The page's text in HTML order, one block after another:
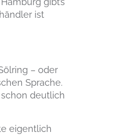
ist
– oder
Sprache.
deutlich
eigentlich